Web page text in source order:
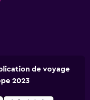
de voyage
2023